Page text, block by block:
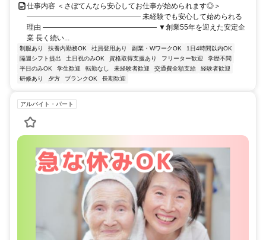
仕事内容 ＜さぼてんなら安心してお仕事が始められます◎＞
―――――――――――――――― 未経験でも安心して始められる
理由 ―――――――――――――――― ▼創業55年を迎えた安定企
業 長く続い...
制服あり 扶養内勤務OK 社員登用あり 副業・WワークOK
1日4時間以内OK
隔週シフト提出
土日祝のみOK 資格取得支援あり フリーター歓迎
学歴不問
平日のみOK
学生歓迎 転勤なし 未経験者歓迎 交通費全額支給
経験者歓迎
研修あり
夕方 ブランクOK 長期歓迎
アルバイト・パート